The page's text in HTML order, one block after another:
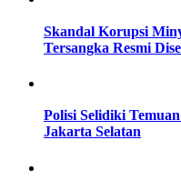
Skandal Korupsi
Tersangka Resmi
Polisi Selidiki
Jakarta Selatan